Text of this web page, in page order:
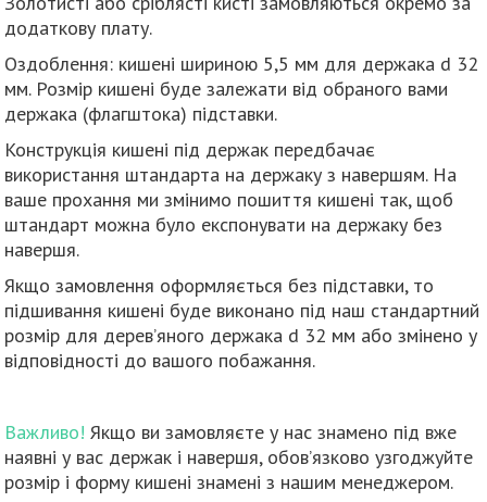
додаткову плату.
Оздоблення: кишені шириною 5,5 мм для держака d 32
мм. Розмір кишені буде залежати від обраного вами
держака (флагштока) підставки.
Конструкція кишені під держак передбачає
використання штандарта на держаку з навершям. На
ваше прохання ми змінимо пошиття кишені так, щоб
штандарт можна було експонувати на держаку без
навершя.
Якщо замовлення оформляється без підставки, то
підшивання кишені буде виконано під наш стандартний
розмір для дерев’яного держака d 32 мм або змінено у
відповідності до вашого побажання.
Важливо! Якщо ви замовляєте у нас знамено під вже
наявні у вас держак і навершя, обов’язково узгоджуйте
розмір і форму кишені знамені з нашим менеджером.